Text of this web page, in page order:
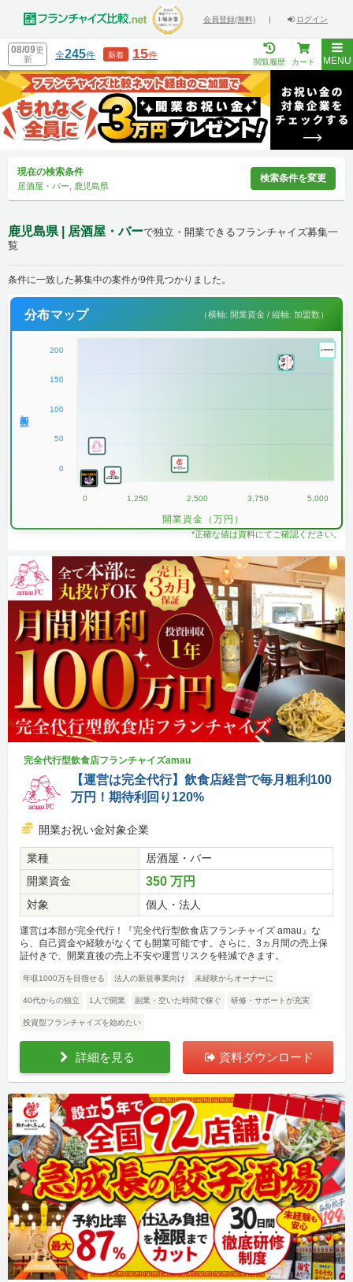
会員登録(無料) | ログイン
08/09更
新
全245件 新着 15件
閲覧履歴 カート MENU
現在の検索条件
居酒屋・バー, 鹿児島県
検索条件を変更
鹿児島県 | 居酒屋・バーで独立・開業できるフランチャイズ募集一
覧
条件に一致した募集中の案件が9件見つかりました。
分布マップ （横軸: 開業資金 / 縦軸: 加盟数）
200
150
100
50
0
0 1,250 2,500 3,750 5,000
開業資金（万円）
*正確な値は資料にてご確認ください。
完全代行型飲食店フランチャイズamau
【運営は完全代行】飲食店経営で毎月粗利100
万円！期待利回り120%
開業お祝い金対象企業
業種
居酒屋・バー
開業資金
350 万円
対象 個人・法人
運営は本部が完全代行！『完全代行型飲食店フランチャイズ amau』な
ら、自己資金や経験がなくても開業可能です。さらに、3ヵ月間の売上保
証付きで、開業直後の売上不安や運営リスクを軽減できます。
年収1000万を目指せる 法人の新規事業向け 未経験からオーナーに
40代からの独立 1人で開業 副業・空いた時間で稼ぐ 研修・サポートが充実
投資型フランチャイズを始めたい
詳細を見る 資料ダウンロード